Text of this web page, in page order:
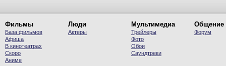
Фильмы
База фильмов
Афиша
В кинотеатрах
Скоро
Аниме
Люди
Актеры
Мультимедиа
Трейлеры
Фото
Обои
Саундтреки
Общение
Форум